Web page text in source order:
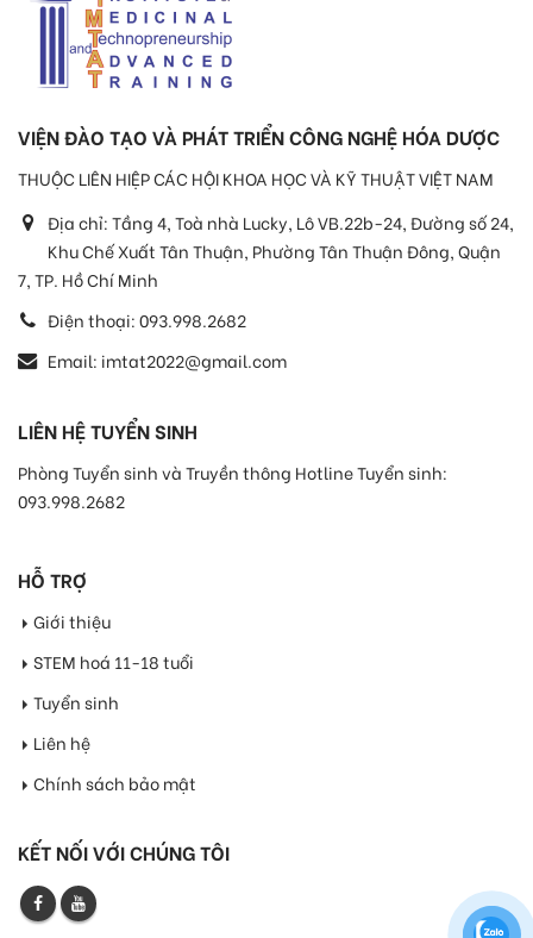
VIỆN ĐÀO TẠO VÀ PHÁT TRIỂN CÔNG NGHỆ HÓA DƯỢC
THUỘC LIÊN HIỆP CÁC HỘI KHOA HỌC VÀ KỸ THUẬT VIỆT NAM
Địa chỉ: Tầng 4, Toà nhà Lucky, Lô VB.22b-24, Đường số 24,
Khu Chế Xuất Tân Thuận, Phường Tân Thuận Đông, Quận
7, TP. Hồ Chí Minh
Điện thoại: 093.998.2682
Email: imtat2022@gmail.com
LIÊN HỆ TUYỂN SINH
Phòng Tuyển sinh và Truyền thông Hotline Tuyển sinh:
093.998.2682
HỖ TRỢ
Giới thiệu
STEM hoá 11-18 tuổi
Tuyển sinh
Liên hệ
Chính sách bảo mật
KẾT NỐI VỚI CHÚNG TÔI